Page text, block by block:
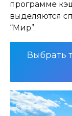
программе
выделяются
“Мир”.
Выбрать